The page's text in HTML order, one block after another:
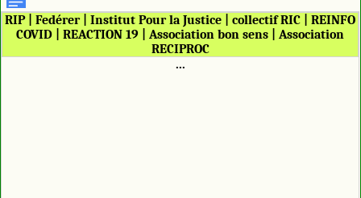
RIP|Fedérer|Institut Pour la Justice |collectif RIC |REINFO
COVID |REACTION 19 |Association bon sens |Association
RECIPROC
...